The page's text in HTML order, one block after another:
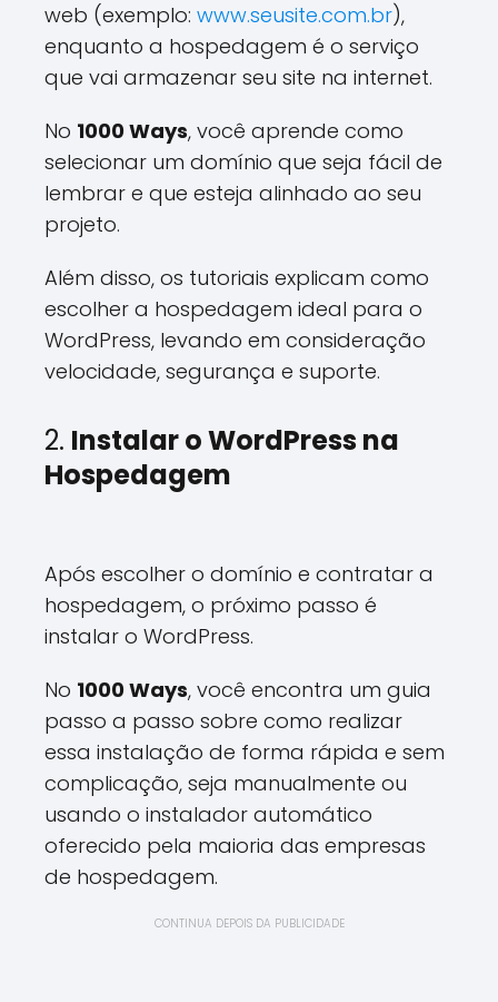
web (exemplo: www.seusite.com.br),
enquanto a hospedagem é o serviço
que vai armazenar seu site na internet.
No 1000 Ways, você aprende como
selecionar um domínio que seja fácil de
lembrar e que esteja alinhado ao seu
projeto.
Além disso, os tutoriais explicam como
escolher a hospedagem ideal para o
WordPress, levando em consideração
velocidade, segurança e suporte.
2. Instalar o WordPress na
Hospedagem
Após escolher o domínio e contratar a
hospedagem, o próximo passo é
instalar o WordPress.
No 1000 Ways, você encontra um guia
passo a passo sobre como realizar
essa instalação de forma rápida e sem
complicação, seja manualmente ou
usando o instalador automático
oferecido pela maioria das empresas
de hospedagem.
CONTINUA DEPOIS DA PUBLICIDADE